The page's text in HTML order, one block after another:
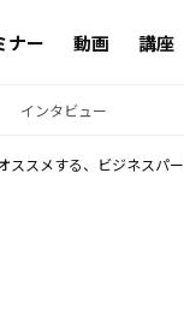
ナー 動画 講座
インタビュー
ススメする、ビジネスパ